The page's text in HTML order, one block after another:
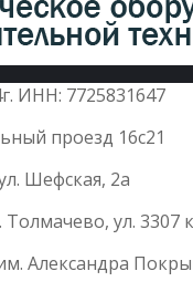
ИНН: 7725831647
проезд 16с21
Шефская, 2а
Толмачево, ул. 3307
Александра